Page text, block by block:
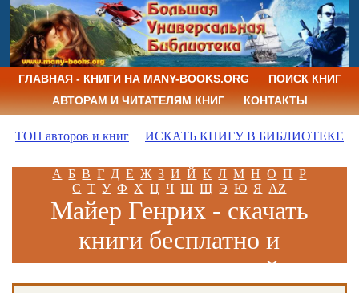
ГЛАВНАЯ - КНИГИ НА MANY-BOOKS.ORG
ПОИСК КНИГ
АВТОРАМ И ЧИТАТЕЛЯМ КНИГ
КОНТАКТЫ
ТОП авторов и книг ИСКАТЬ КНИГУ В БИБЛИОТЕКЕ
А Б В Г Д Е Ж З И Й К Л М Н О П Р
С Т У Ф Х Ц Ч Ш Щ Э Ю Я AZ
Майер Генрих - скачать
книги бесплатно и
читать книги онлайн